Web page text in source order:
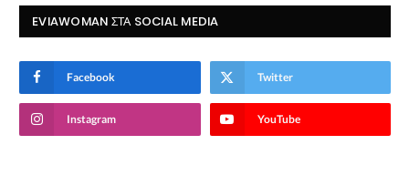
EVIAWOMAN ΣΤΑ SOCIAL MEDIA
Facebook Twitter
Instagram YouTube